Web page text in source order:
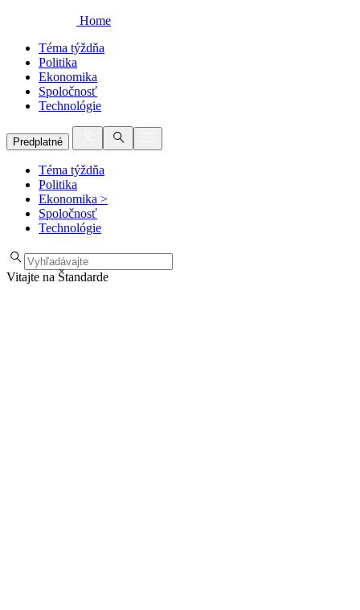
Home
Téma týždňa
Politika
Ekonomika
Spoločnosť
Technológie
Predplatné
Téma týždňa
Politika
Ekonomika >
Spoločnosť
Technológie
Vitajte na Štandarde